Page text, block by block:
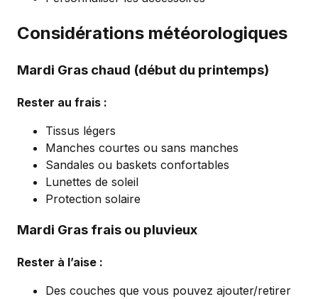
Considérations météorologiques
Mardi Gras chaud (début du printemps)
Rester au frais :
Tissus légers
Manches courtes ou sans manches
Sandales ou baskets confortables
Lunettes de soleil
Protection solaire
Mardi Gras frais ou pluvieux
Rester à l’aise :
Des couches que vous pouvez ajouter/retirer